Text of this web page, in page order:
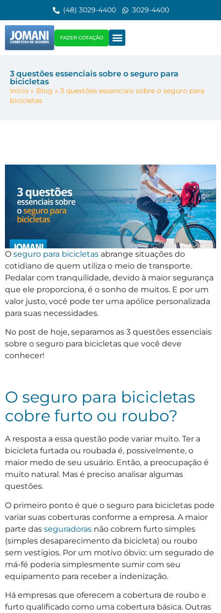
(48) 3029-4400 3029-4400
FAZER COTAÇÃO
3 questões essenciais sobre o seguro para
bicicletas
Início » Blog » 3 questões essenciais sobre o seguro para
bicicletas
O seguro para bicicletas abrange situações do
cotidiano de quem utiliza o meio de transporte.
Pedalar com tranquilidade, devido à maior segurança
que ele proporciona, é o sonho de muitos. E por um
valor justo, você pode ter uma apólice personalizada
para suas necessidades.
No post de hoje, separamos as 3 questões essenciais
sobre o seguro para bicicletas que você deve
conhecer!
O seguro para bicicletas
cobre furto ou roubo?
A resposta a essa questão pode variar muito. Ter a
bicicleta furtada ou roubada é, possivelmente, o
maior medo de seu usuário. Então, a preocupação é
muito natural. Mas é preciso analisar algumas
questões.
O primeiro ponto é que o seguro para bicicletas pode
variar suas coberturas conforme a empresa. A maior
parte das seguradoras não cobrem furto simples
(simples desaparecimento da bicicleta) ou roubo
sem vestígios. Por um motivo óbvio: um segurado de
má-fé poderia simplesmente sumir com seu
equipamento para receber a indenização.
Há empresas que oferecem a cobertura de roubo e
furto qualificado como uma cobertura básica. Outras